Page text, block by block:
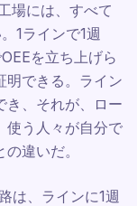
場には、すべて
1ラインで1週
を立ち上げら
明できる。ライン
き、それが、ロー
使う人々が自分で
違いだ。
は、ラインに1週